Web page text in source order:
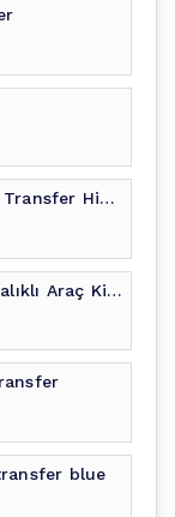
Antalya Havalimanı hotel Transfer Hizmetleri
Özel Günleriniz İçin Ayrıcalıklı Araç Kiralama
blue